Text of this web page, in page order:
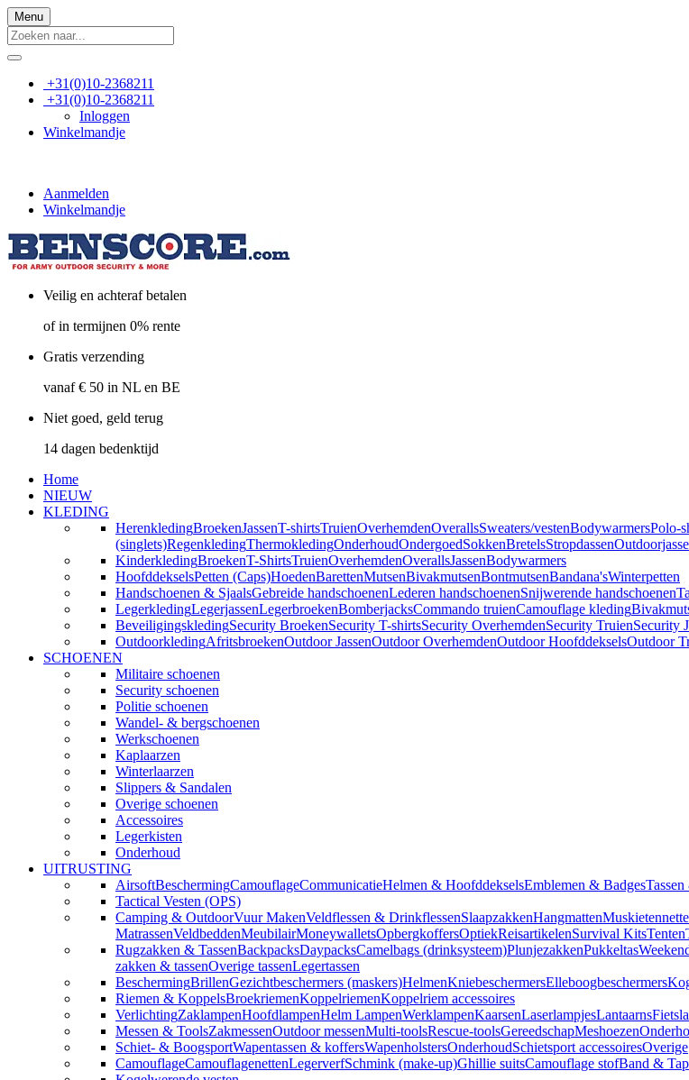
Menu
+31(0)10-2368211
+31(0)10-2368211
Inloggen
Winkelmandje
Aanmelden
Winkelmandje
Veilig en achteraf betalen
of in termijnen 0% rente
Gratis verzending
vanaf € 50 in NL en BE
Niet goed, geld terug
14 dagen bedenktijd
Home
NIEUW
KLEDING
HerenkledingBroekenJassenT-shirtsTruienOverhemdenOverallsSweaters/vestenBodywarmersPolo-
(singlets)RegenkledingThermokledingOnderhoudOndergoedSokkenBretelsStropdassen
KinderkledingBroekenT-ShirtsTruienOverhemdenOverallsJassenBodywarmers
HoofddekselsPetten (Caps)HoedenBarettenMutsenBivakmutsenBontmutsenBandana'sWinterpetten
Handschoenen & SjaalsGebreide handschoenenLederen handschoenenSnijwerende handschoenen
LegerkledingLegerjassenLegerbroekenBomberjacksCommando truienCamouflage kleding
BeveiligingskledingSecurity BroekenSecurity T-shirtsSecurity OverhemdenSecurity TruienSecurity
OutdoorkledingAfritsbroekenOutdoor JassenOutdoor OverhemdenOutdoor HoofddekselsOutdoor
SCHOENEN
Militaire schoenen
Security schoenen
Politie schoenen
Wandel- & bergschoenen
Werkschoenen
Kaplaarzen
Winterlaarzen
Slippers & Sandalen
Overige schoenen
Accessoires
Legerkisten
Onderhoud
UITRUSTING
AirsoftBeschermingCamouflageCommunicatieHelmen & HoofddekselsEmblemen & Badges
Tactical Vesten (OPS)
Camping & OutdoorVuur MakenVeldflessen & DrinkflessenSlaapzakkenHangmatten
MatrassenVeldbeddenMeubilairMoneywalletsOpbergkoffersOptiekReisartikelenSurvival KitsTenten
Rugzakken & TassenBackpacksDaypacksCamelbags (drinksysteem)PlunjezakkenPukkeltas
zakken & tassenOverige tassenLegertassen
BeschermingBrillenGezichtbeschermers (maskers)HelmenKniebeschermersElleboogbeschermers
Riemen & KoppelsBroekriemenKoppelriemenKoppelriem accessoires
VerlichtingZaklampenHoofdlampenHelm LampenWerklampenKaarsenLaserlampjesLantaarns
Messen & ToolsZakmessenOutdoor messenMulti-toolsRescue-toolsGereedschapMeshoezen
Schiet- & BoogsportWapentassen & koffersWapenholstersOnderhoudSchietsport accessoiresOverige
CamouflageCamouflagenettenLegerverfSchmink (make-up)Ghillie suitsCamouflage stofBand &